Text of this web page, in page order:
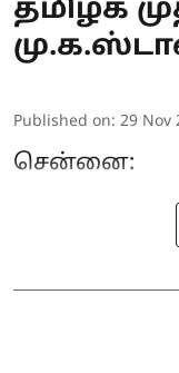
தமிழக
Published on: 29 Nov
சென்னை: